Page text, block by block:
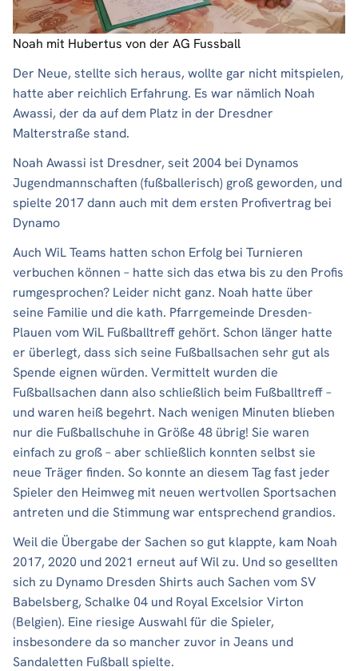
Noah mit Hubertus von der AG Fussball
Der Neue, stellte sich heraus, wollte gar nicht mitspielen,
hatte aber reichlich Erfahrung. Es war nämlich Noah
Awassi, der da auf dem Platz in der Dresdner
Malterstraße stand.
Noah Awassi ist Dresdner, seit 2004 bei Dynamos
Jugendmannschaften (fußballerisch) groß geworden, und
spielte 2017 dann auch mit dem ersten Profivertrag bei
Dynamo
Auch WiL Teams hatten schon Erfolg bei Turnieren
verbuchen können – hatte sich das etwa bis zu den Profis
rumgesprochen? Leider nicht ganz. Noah hatte über
seine Familie und die kath. Pfarrgemeinde Dresden-
Plauen vom WiL Fußballtreff gehört. Schon länger hatte
er überlegt, dass sich seine Fußballsachen sehr gut als
Spende eignen würden. Vermittelt wurden die
Fußballsachen dann also schließlich beim Fußballtreff –
und waren heiß begehrt. Nach wenigen Minuten blieben
nur die Fußballschuhe in Größe 48 übrig! Sie waren
einfach zu groß – aber schließlich konnten selbst sie
neue Träger finden. So konnte an diesem Tag fast jeder
Spieler den Heimweg mit neuen wertvollen Sportsachen
antreten und die Stimmung war entsprechend grandios.
Weil die Übergabe der Sachen so gut klappte, kam Noah
2017, 2020 und 2021 erneut auf Wil zu. Und so gesellten
sich zu Dynamo Dresden Shirts auch Sachen vom SV
Babelsberg, Schalke 04 und Royal Excelsior Virton
(Belgien). Eine riesige Auswahl für die Spieler,
insbesondere da so mancher zuvor in Jeans und
Sandaletten Fußball spielte.